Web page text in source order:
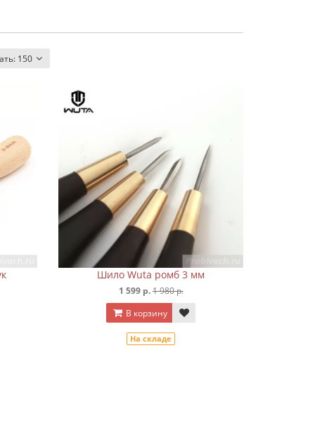
150
Шило Wuta ромб 3 мм
1 599 р.1 980 р.
В корзину
На складе